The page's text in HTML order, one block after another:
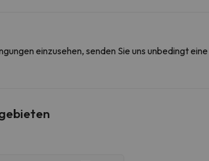
einzusehen, senden Sie uns unbedingt